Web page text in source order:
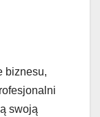
biznesu,
swoją